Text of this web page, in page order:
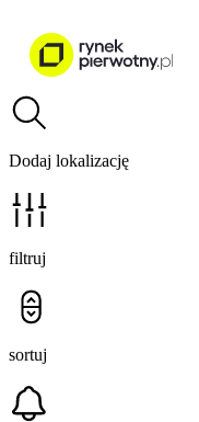
Dodaj lokalizację
filtruj
sortuj